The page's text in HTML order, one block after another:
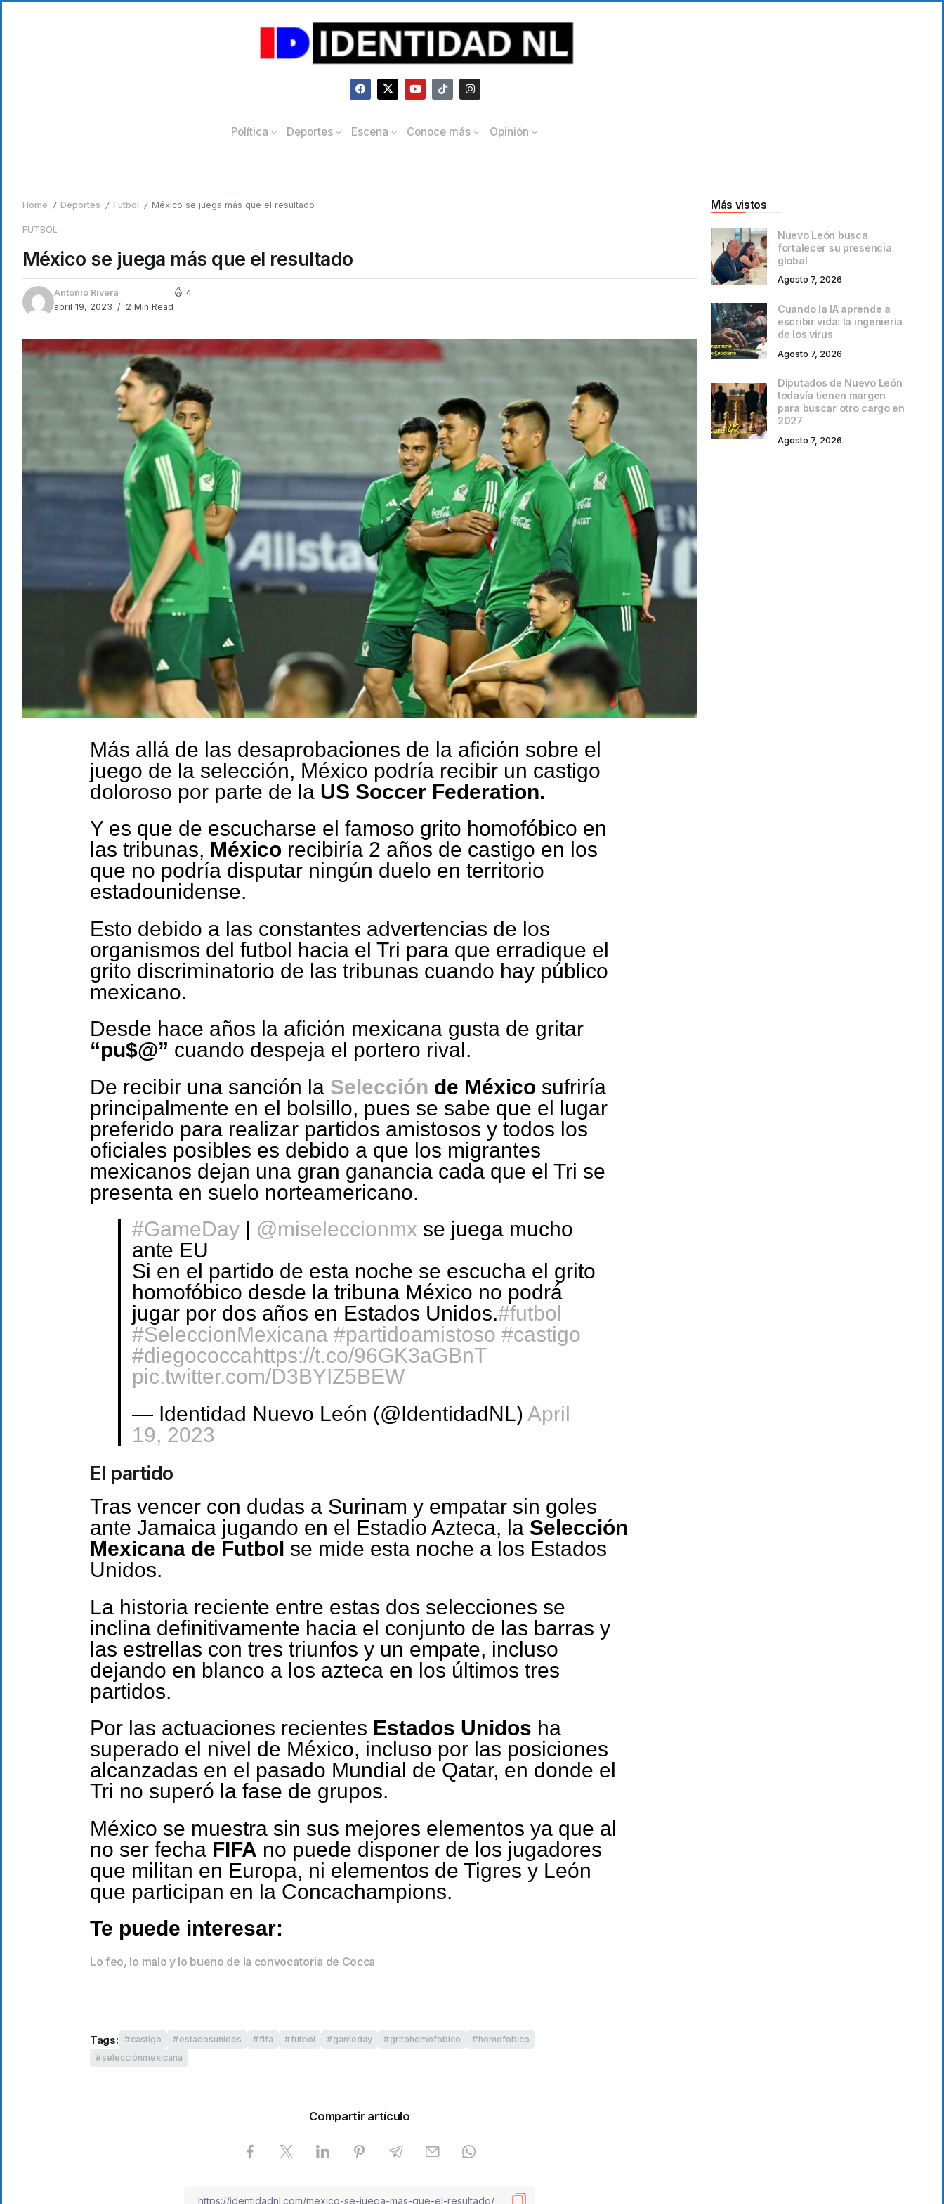
Política Deportes Escena Conoce más Opinión
Home / Deportes / Futbol / México se juega más que el resultado
FUTBOL
México se juega más que el resultado
Antonio Rivera
abril 19, 2023
2 Min Read
4
Más allá de las desaprobaciones de la afición sobre el
juego de la selección, México podría recibir un castigo
doloroso por parte de la US Soccer Federation.
Y es que de escucharse el famoso grito homofóbico en
las tribunas, México recibiría 2 años de castigo en los
que no podría disputar ningún duelo en territorio
estadounidense.
Esto debido a las constantes advertencias de los
organismos del futbol hacia el Tri para que erradique el
grito discriminatorio de las tribunas cuando hay público
mexicano.
Desde hace años la afición mexicana gusta de gritar
“pu$@” cuando despeja el portero rival.
De recibir una sanción la Selección de México sufriría
principalmente en el bolsillo, pues se sabe que el lugar
preferido para realizar partidos amistosos y todos los
oficiales posibles es debido a que los migrantes
mexicanos dejan una gran ganancia cada que el Tri se
presenta en suelo norteamericano.
#GameDay| @miseleccionmx se juega mucho
ante EU
Si en el partido de esta noche se escucha el grito
homofóbico desde la tribuna México no podrá
jugar por dos años en Estados Unidos.#futbol
#SeleccionMexicana #partidoamistoso #castigo
#diegococcahttps://t.co/96GK3aGBnT
pic.twitter.com/D3BYIZ5BEW
— Identidad Nuevo León (@IdentidadNL) April
19, 2023
El partido
Tras vencer con dudas a Surinam y empatar sin goles
ante Jamaica jugando en el Estadio Azteca, la Selección
Mexicana de Futbol se mide esta noche a los Estados
Unidos.
La historia reciente entre estas dos selecciones se
inclina definitivamente hacia el conjunto de las barras y
las estrellas con tres triunfos y un empate, incluso
dejando en blanco a los azteca en los últimos tres
partidos.
Por las actuaciones recientes Estados Unidos ha
superado el nivel de México, incluso por las posiciones
alcanzadas en el pasado Mundial de Qatar, en donde el
Tri no superó la fase de grupos.
México se muestra sin sus mejores elementos ya que al
no ser fecha FIFA no puede disponer de los jugadores
que militan en Europa, ni elementos de Tigres y León
que participan en la Concachampions.
Te puede interesar:
Lo feo, lo malo y lo bueno de la convocatoria de Cocca
Tags: castigo estadosunidos fifa futbol gameday gritohomofobico
homofobico
selecciónmexicana
Compartir artículo
Más vistos
Nuevo León busca
fortalecer su presencia
global
Agosto 7, 2026
Cuando la IA aprende a
escribir vida: la ingeniería
de los virus
Agosto 7, 2026
Diputados de Nuevo León
todavía tienen margen
para buscar otro cargo en
2027
Agosto 7, 2026